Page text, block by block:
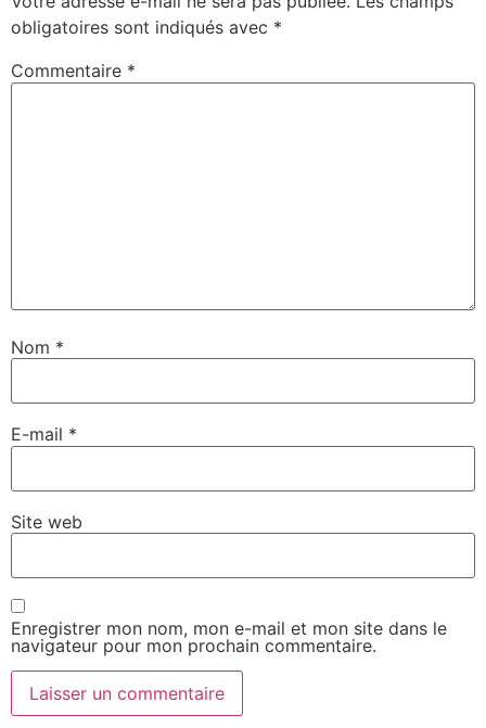
obligatoires sont indiqués avec *
Commentaire *
Nom *
E-mail *
Site web
Enregistrer mon nom, mon e-mail et mon site dans le
navigateur pour mon prochain commentaire.